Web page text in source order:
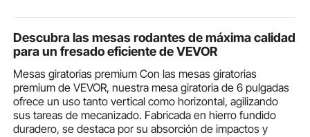
Descubra las mesas rodantes de máxima calidad
para un fresado eficiente de VEVOR
Mesas giratorias premium Con las mesas giratorias
premium de VEVOR, nuestra mesa giratoria de 6 pulgadas
ofrece un uso tanto vertical como horizontal, agilizando
sus tareas de mecanizado. Fabricada en hierro fundido
duradero, se destaca por su absorción de impactos y